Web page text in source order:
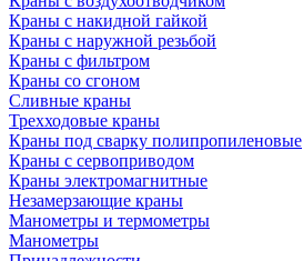
Краны с накидной гайкой
Краны с наружной резьбой
Краны с фильтром
Краны со сгоном
Сливные краны
Трехходовые краны
Краны под сварку полипропиленовые
Краны с сервоприводом
Краны электромагнитные
Незамерзающие краны
Манометры и термометры
Манометры